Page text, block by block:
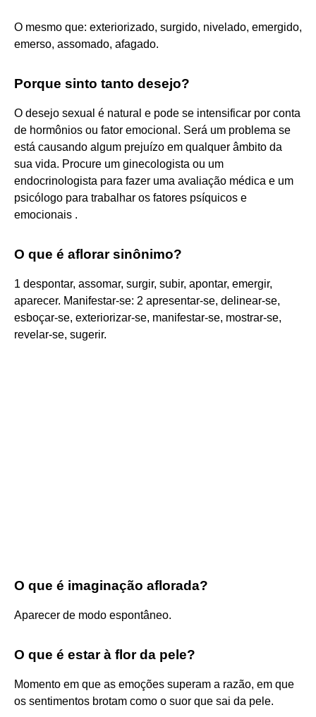
O mesmo que: exteriorizado, surgido, nivelado, emergido,
emerso, assomado, afagado.
Porque sinto tanto desejo?
O desejo sexual é natural e pode se intensificar por conta
de hormônios ou fator emocional. Será um problema se
está causando algum prejuízo em qualquer âmbito da
sua vida. Procure um ginecologista ou um
endocrinologista para fazer uma avaliação médica e um
psicólogo para trabalhar os fatores psíquicos e
emocionais .
O que é aflorar sinônimo?
1 despontar, assomar, surgir, subir, apontar, emergir,
aparecer. Manifestar-se: 2 apresentar-se, delinear-se,
esboçar-se, exteriorizar-se, manifestar-se, mostrar-se,
revelar-se, sugerir.
O que é imaginação aflorada?
Aparecer de modo espontâneo.
O que é estar à flor da pele?
Momento em que as emoções superam a razão, em que
os sentimentos brotam como o suor que sai da pele.